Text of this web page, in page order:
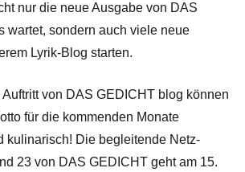
nur die neue Ausgabe von DAS
wartet, sondern auch viele neue
Lyrik-Blog starten.
von DAS GEDICHT blog können
für die kommenden Monate
kulinarisch! Die begleitende Netz-
23 von DAS GEDICHT geht am 15.